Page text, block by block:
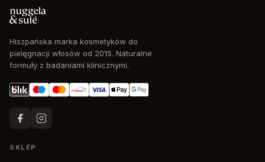
Hiszpańska marka kosmetyków do
pielęgnacji włosów od 2015. Naturalne
formuły z badaniami klinicznymi.
SKLEP